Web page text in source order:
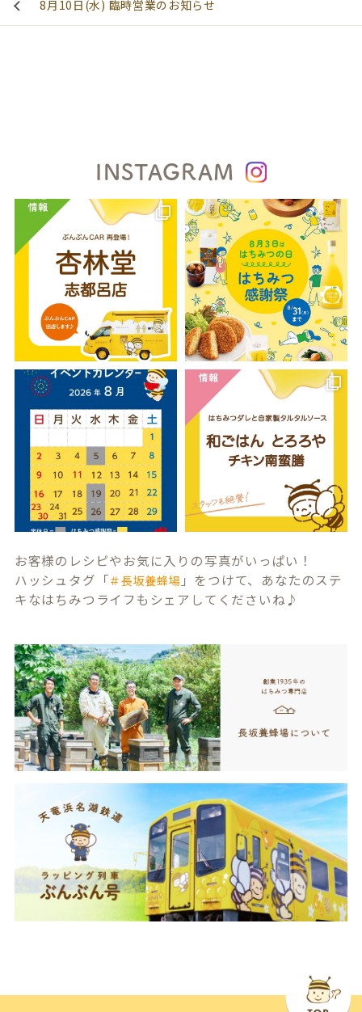
8月10日(水) 臨時営業のお知らせ
INSTAGRAM
お客様のレシピやお気に入りの写真がいっぱい！
ハッシュタグ「＃長坂養蜂場 」をつけて、あなたのステ
キなはちみつライフもシェアしてくださいね♪